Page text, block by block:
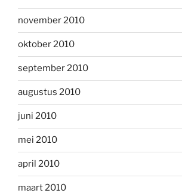
november 2010
oktober 2010
september 2010
augustus 2010
juni 2010
mei 2010
april 2010
maart 2010